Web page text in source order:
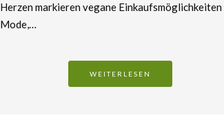
Herzen markieren vegane
Mode,…
WEITERLESEN